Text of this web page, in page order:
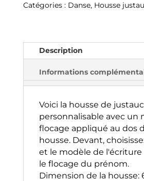
justaucorps
Catégories : Danse, Housse
Description
Informations
Voici la housse de
personnalisable avec un
flocage appliqué au dos
housse. Devant,
et le modèle de l'écriture
le flocage du prénom.
Dimension de la housse: